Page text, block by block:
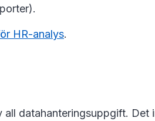
HR-analys.
datahanteringsuppgift. Det